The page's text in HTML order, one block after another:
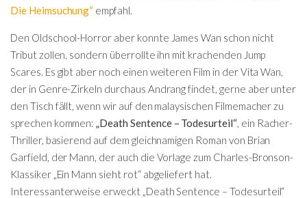
Die Heimsuchung“ empfahl.
Den Oldschool-Horror aber konnte James Wan schon nicht
Tribut zollen, sondern überrollte ihn mit krachenden Jump
Scares. Es gibt aber noch einen weiteren Film in der Vita Wan,
der in Genre-Zirkeln durchaus Andrang findet, gerne aber unter
den Tisch fällt, wenn wir auf den malaysischen Filmemacher zu
sprechen kommen: „Death Sentence – Todesurteil“, ein Racher-
Thriller, basierend auf dem gleichnamigen Roman von Brian
Garfield, der Mann, der auch die Vorlage zum Charles-Bronson-
Klassiker „Ein Mann sieht rot“ abgeliefert hat.
Interessanterweise erweckt „Death Sentence – Todesurteil“